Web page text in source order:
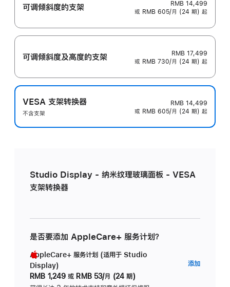
可调倾斜度的支架
RMB 14,499
或 RMB 605/月 (24 期) 起
可调倾斜度及高‍度的支‍架
RMB 17,499
或 RMB 730/月 (24 期) 起
VESA 支架转换器
不含支架
RMB 14,499
或 RMB 605/月 (24 期) 起
Studio Display - 纳米纹理玻璃面板 - VESA
支架转换器
是否要添加 AppleCare+ 服务计划？
AppleCare+ 服务计划 (适用于 Studio
Display)
RMB 1,249 或 RMB 53/月 (24 期)
添加